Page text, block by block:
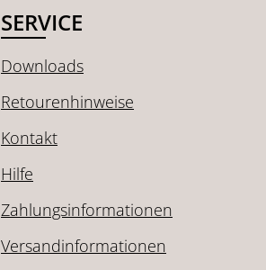
SERVICE
Downloads
Retourenhinweise
Kontakt
Hilfe
Zahlungsinformationen
Versandinformationen